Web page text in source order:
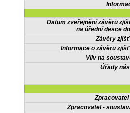
Datum zveřejnění závěrů
na úřední desce
Závěry
Informace o závěru
Vliv na
Úřady
Zpracovatel -